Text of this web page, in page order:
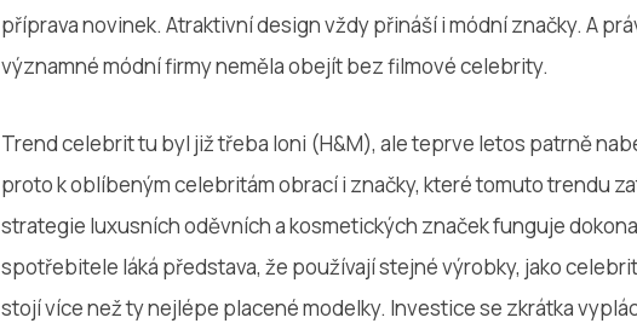
příprava novinek. Atraktivní design vždy přináší i módní značky. A
významné módní firmy neměla obejít bez filmové celebrity.
Trend celebrit tu byl již třeba loni (H&M), ale teprve letos patrně
proto k oblíbeným celebritám obrací i značky, které tomuto trendu
strategie luxusních oděvních a kosmetických značek funguje
spotřebitele láká představa, že používají stejné výrobky, jako
stojí více než ty nejlépe placené modelky. Investice se zkrátka